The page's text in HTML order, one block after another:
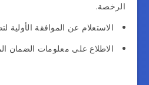
الرخصة.
الاستعلام عن الموافقة الأولية
الاطلاع على معلومات الضمان